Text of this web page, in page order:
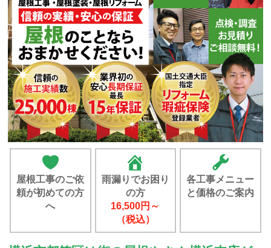
屋根工事のご依
頼が初めての方
へ
雨漏りでお困り
の方
16,500円～
（税込）
各工事メニュー
と価格のご案内